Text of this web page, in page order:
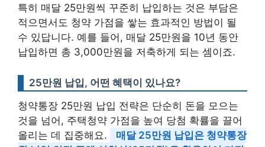
특히 매달 25만원씩 꾸준히 납입하는 것은 부담은
적으면서도 청약 가점을 쌓는 효과적인 방법이 될
수 있답니다. 예를 들어, 매달 25만원을 10년 동안
납입하면 총 3,000만원을 저축하게 되는 셈이죠.
25만원 납입, 어떤 혜택이 있나요?
청약통장 25만원 납입 전략은 단순히 돈을 모으는
것을 넘어, 주택청약 가점을 높여 당첨 확률을 끌어
올리는 데 집중해요.
매달 25만원 납입은 청약통장